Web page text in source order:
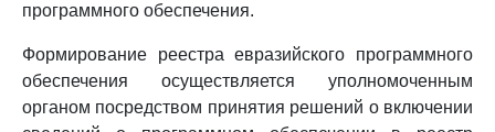
программного обеспечения.
Формирование реестра евразийского программного
обеспечения осуществляется уполномоченным
органом посредством принятия решений о включении